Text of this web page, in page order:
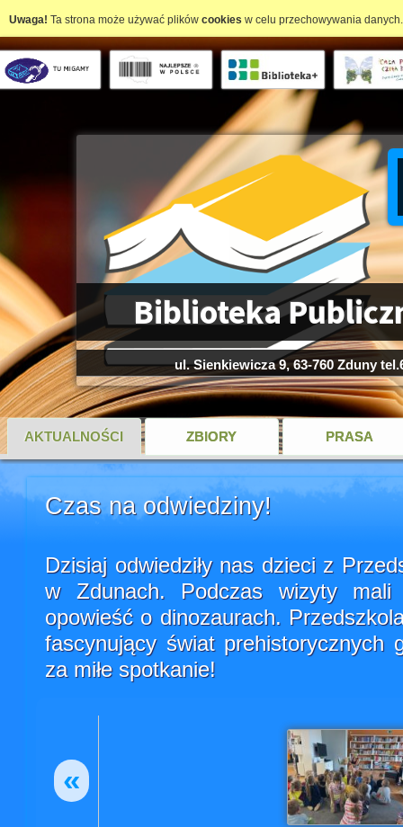
Uwaga! Ta strona może używać plików cookies w celu przechowywania
Biblioteka
ul. Sienkiewicza 9, 63-760 Zduny
AKTUALNOŚCI ZBIORY PRASA
Czas na odwiedziny!
Dzisiaj odwiedziły nas dzieci z
w Zdunach. Podczas wizyty mali
opowieść o dinozaurach.
fascynujący świat prehistorycznych
za miłe spotkanie!
«